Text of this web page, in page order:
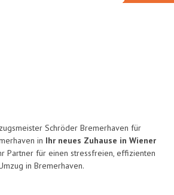
Schröder Bremerhaven für
in Ihr neues Zuhause in Wiener
Partner für einen stressfreien, effizienten
in Bremerhaven.